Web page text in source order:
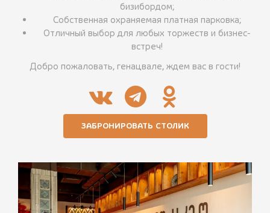
бизибордом;
Собственная охраняемая платная парковка;
Отличный выбор для любых торжеств и бизнес-
встреч!
Добро пожаловать, генацвале, ждем вас в гости!
ЗАБРОНИРОВАТЬ СТОЛИК